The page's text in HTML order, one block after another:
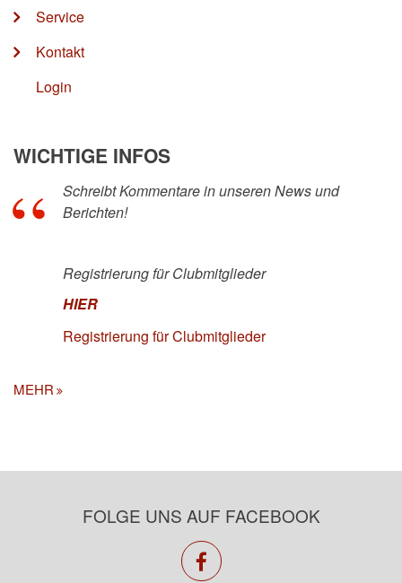
Service
Kontakt
Login
WICHTIGE INFOS
Schreibt Kommentare in unseren News und
Berichten!
Registrierung für Clubmitglieder
HIER
Registrierung für Clubmitglieder
MEHR
FOLGE UNS AUF FACEBOOK
facebook